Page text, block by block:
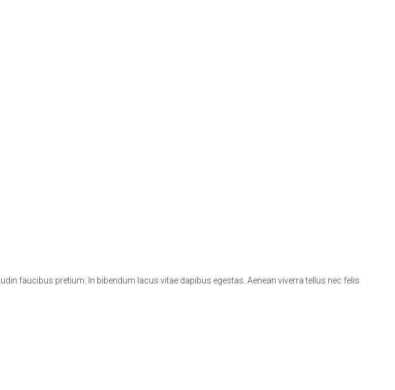
faucibus pretium. In bibendum lacus vitae dapibus egestas. Aenean viverra tellus nec felis